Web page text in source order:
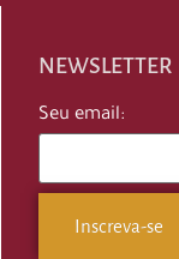
NEWSLETTER
Seu email: